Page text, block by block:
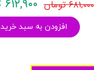
۶۸۱,۰۰۰ تومان ۶۱۲,۹۰۰ تومان
افزودن به سبد خرید